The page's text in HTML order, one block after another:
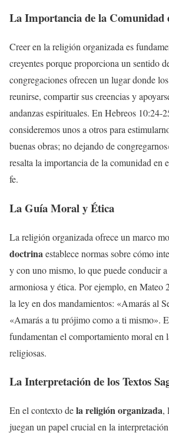
La Importancia de la Comunidad
Creer en la religión organizada es
creyentes porque proporciona un sentido
congregaciones ofrecen un lugar donde
reunirse, compartir sus creencias y
andanzas espirituales. En Hebreos 10:24-
consideremos unos a otros para
buenas obras; no dejando de
resalta la importancia de la comunidad en
fe.
La Guía Moral y Ética
La religión organizada ofrece un marco
doctrinaestablece normas sobre cómo
y con uno mismo, lo que puede conducir
armoniosa y ética. Por ejemplo, en Mateo
la ley en dos mandamientos: «Amarás al
«Amarás a tu prójimo como a ti mismo».
fundamentan el comportamiento moral en
religiosas.
La Interpretación de los Textos
En el contexto dela religión organizada,
juegan un papel crucial en la